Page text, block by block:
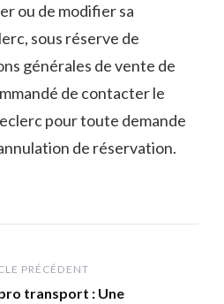
ou de modifier sa
sous réserve de
générales de vente de
de contacter le
pour toute demande
de réservation.
PRÉCÉDENT
transport : Une